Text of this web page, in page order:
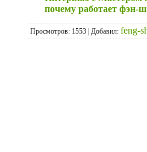
почему работает фэн-
Просмотров: 1553 | Добавил: feng-